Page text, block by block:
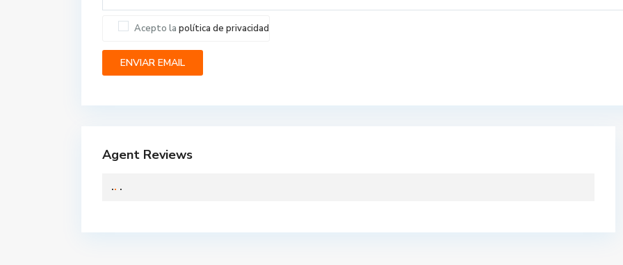
Acepto la política de privacidad
Agent Reviews
.. .